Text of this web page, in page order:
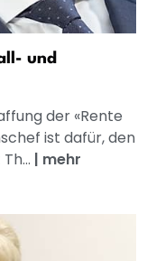
und
der «Rente
ist dafür, den
| mehr